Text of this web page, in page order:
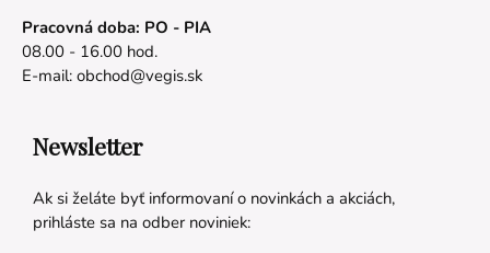
Pracovná doba: PO - PIA
08.00 - 16.00 hod.
E-mail: obchod@vegis.sk
Newsletter
Ak si želáte byť informovaní o novinkách a akciách,
prihláste sa na odber noviniek: